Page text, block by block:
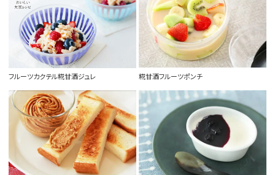
フルーツカクテル糀甘酒ジュレ 糀甘酒フルーツポンチ